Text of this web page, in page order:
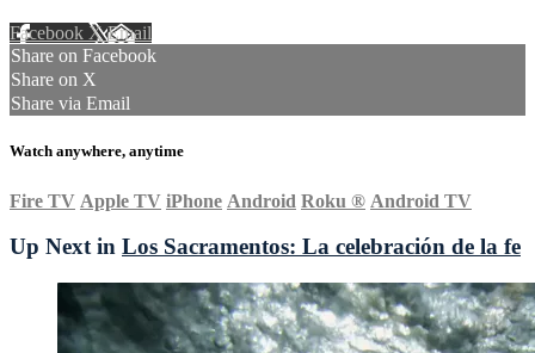
Facebook XEmail
Share on Facebook
Share on X
Share via Email
Watch anywhere, anytime
Fire TV Apple TV iPhone Android Roku ® Android TV
Up Next in Los Sacramentos: La celebración de la fe